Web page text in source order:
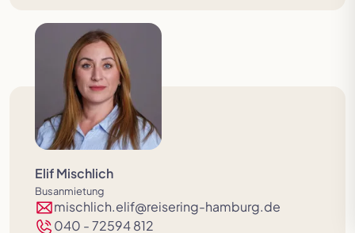
Elif Mischlich
Busanmietung
mischlich.elif@reisering-hamburg.de
040 - 72594 812